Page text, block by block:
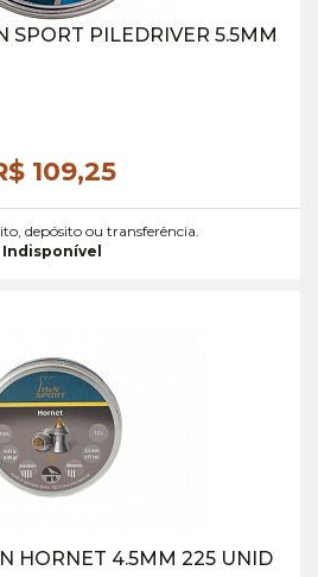
SPORT PILEDRIVER 5.5MM
109,25
depósito ou transferência.
Indisponível
HORNET 4.5MM 225 UNID